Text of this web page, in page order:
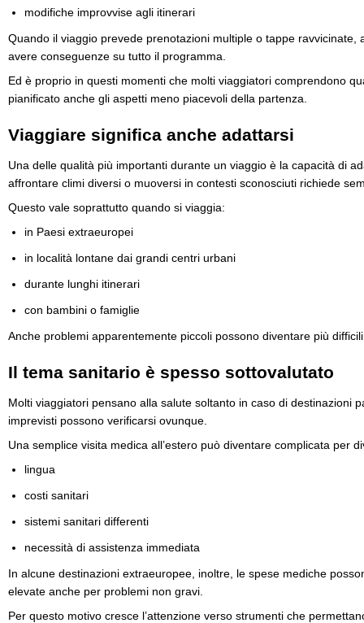
modifiche improvvise agli itinerari
Quando il viaggio prevede prenotazioni multiple o tappe ravvicinate,
avere conseguenze su tutto il programma.
Ed è proprio in questi momenti che molti viaggiatori comprendono
pianificato anche gli aspetti meno piacevoli della partenza.
Viaggiare significa anche adattarsi
Una delle qualità più importanti durante un viaggio è la capacità di
affrontare climi diversi o muoversi in contesti sconosciuti richiede
Questo vale soprattutto quando si viaggia:
in Paesi extraeuropei
in località lontane dai grandi centri urbani
durante lunghi itinerari
con bambini o famiglie
Anche problemi apparentemente piccoli possono diventare più
Il tema sanitario è spesso sottovalutato
Molti viaggiatori pensano alla salute soltanto in caso di destinazioni
imprevisti possono verificarsi ovunque.
Una semplice visita medica all’estero può diventare complicata per
lingua
costi sanitari
sistemi sanitari differenti
necessità di assistenza immediata
In alcune destinazioni extraeuropee, inoltre, le spese mediche
elevate anche per problemi non gravi.
Per questo motivo cresce l’attenzione verso strumenti che